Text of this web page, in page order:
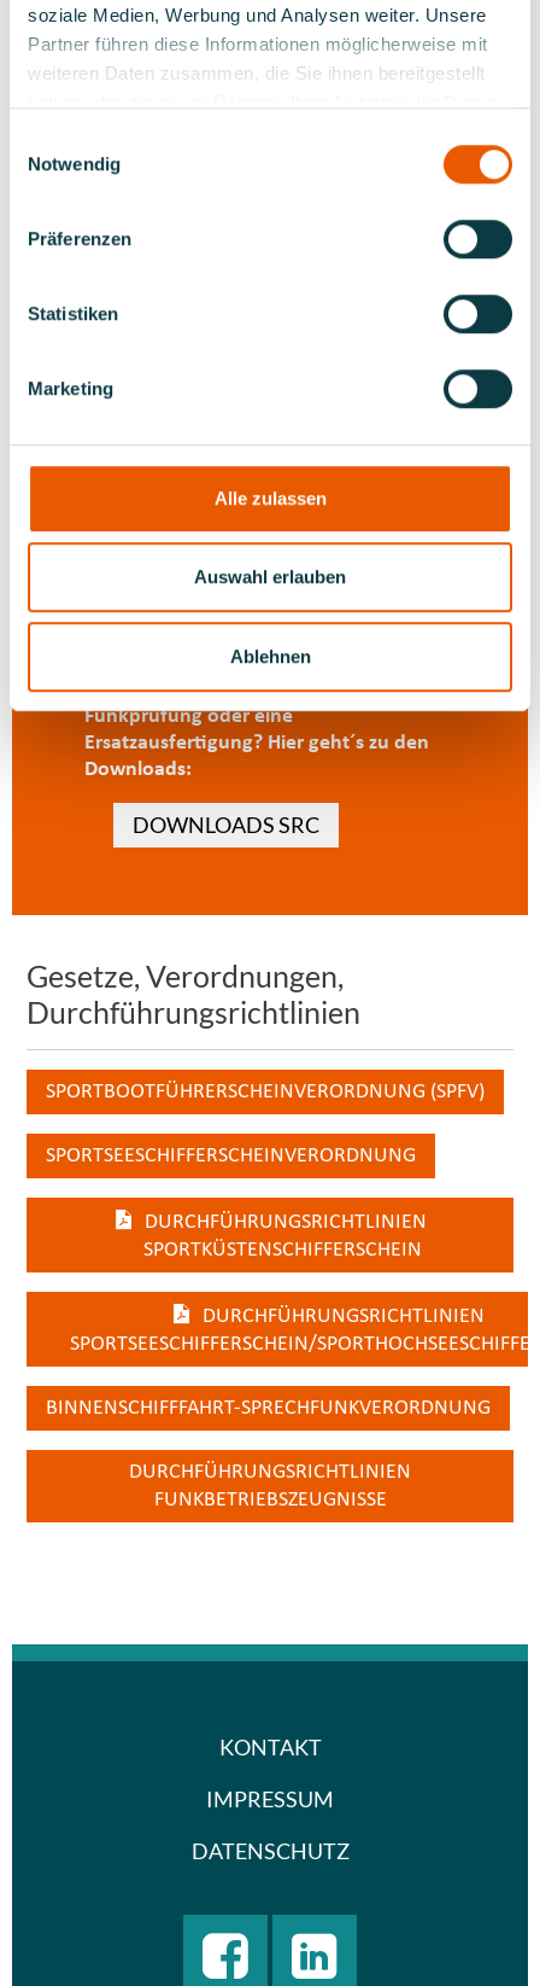
soziale Medien, Werbung und Analysen weiter. Unsere
Partner führen diese Informationen möglicherweise mit
weiteren Daten zusammen, die Sie ihnen bereitgestellt
Notwendig
Präferenzen
Statistiken
Marketing
Alle zulassen
Auswahl erlauben
Ablehnen
Austausch von Informationen auf See sind
nachzuweisen.
In der praktischen Prüfung müssen
Pflichtaufgaben aus dem Bereich
Fertigkeiten (Aussenden eines Notalarms,
Kanalwechsel usw.) unter Bedienung einer
Prüfungstermine erhalten Sie bei den
SRC an 15 Standorten im Bundesgebiet.
Funk ist auch unter der Internetadresse:
www.elwis.deerhältlich.
Sie benötigen die Zulassung zur
Funkprüfung oder eine
Ersatzausfertigung? Hier geht´s zu den
Downloads:
DOWNLOADS SRC
Gesetze, Verordnungen,
Durchführungsrichtlinien
SPORTBOOTFÜHRERSCHEINVERORDNUNG (SPFV)
SPORTSEESCHIFFERSCHEINVERORDNUNG
DURCHFÜHRUNGSRICHTLINIEN
SPORTKÜSTENSCHIFFERSCHEIN
DURCHFÜHRUNGSRICHTLINIEN
SPORTSEESCHIFFERSCHEIN/
BINNENSCHIFFFAHRT-SPRECHFUNKVERORDNUNG
DURCHFÜHRUNGSRICHTLINIEN
FUNKBETRIEBSZEUGNISSE
KONTAKT
IMPRESSUM
DATENSCHUTZ